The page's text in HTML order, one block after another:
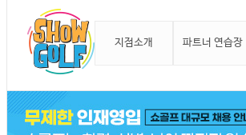
지점소개 파트너 연습장